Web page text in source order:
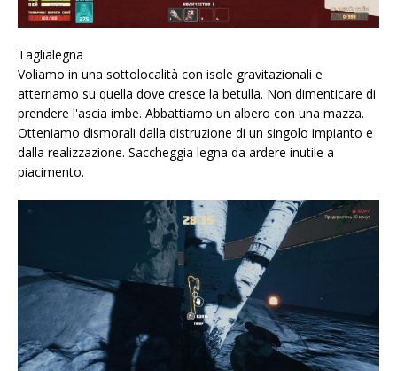
Taglialegna
Voliamo in una sottolocalità con isole gravitazionali e
atterriamo su quella dove cresce la betulla. Non dimenticare di
prendere l'ascia imbe. Abbattiamo un albero con una mazza.
Otteniamo dismorali dalla distruzione di un singolo impianto e
dalla realizzazione. Saccheggia legna da ardere inutile a
piacimento.